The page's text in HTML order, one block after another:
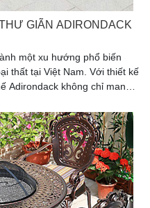
GIÃN ADIRONDACK
một xu hướng phổ biến
thất tại Việt Nam. Với thiết kế
Adirondack không chỉ mang